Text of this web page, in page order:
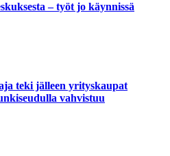
– työt jo käynnissä
teki jälleen yrityskaupat
vahvistuu